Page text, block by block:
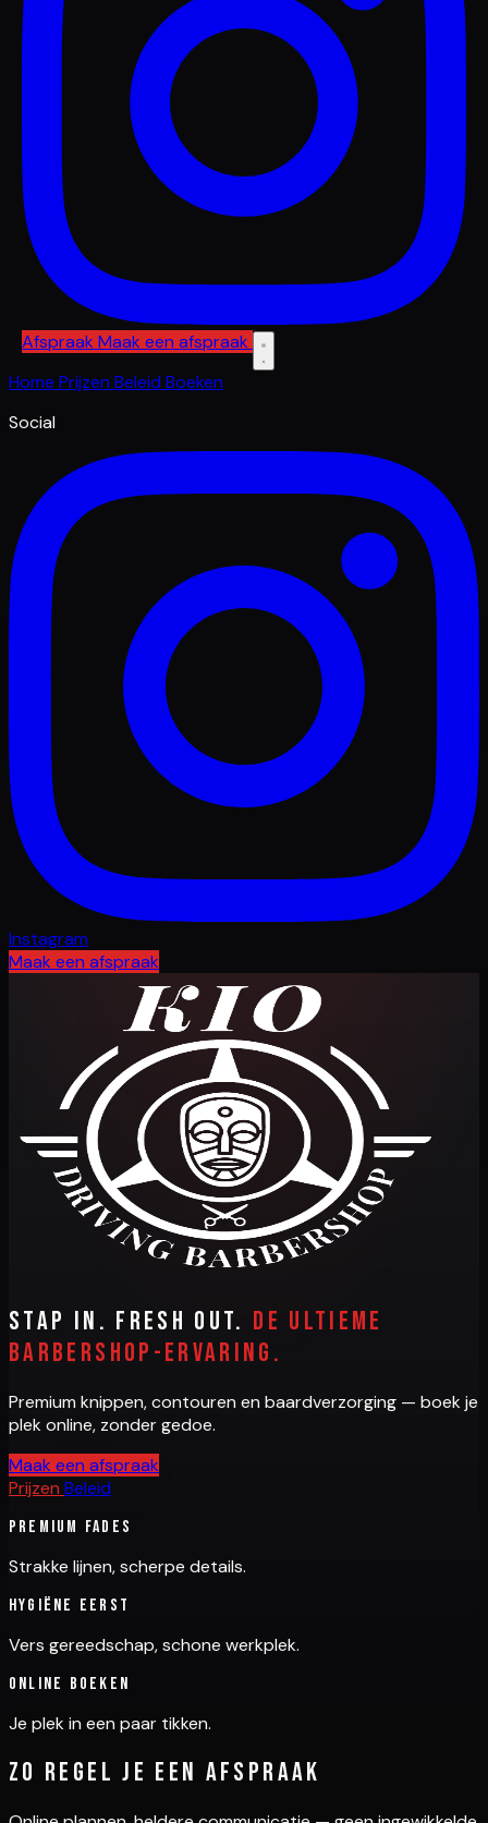
Afspraak Maak een afspraak
Home Prijzen Beleid Boeken
Social
Instagram
Maak een afspraak
Stap in. Fresh out. De ultieme
barbershop-ervaring.
Premium knippen, contouren en baardverzorging — boek je
plek online, zonder gedoe.
Maak een afspraak
Prijzen Beleid
Premium fades
Strakke lijnen, scherpe details.
Hygiëne eerst
Vers gereedschap, schone werkplek.
Online boeken
Je plek in een paar tikken.
Zo regel je een afspraak